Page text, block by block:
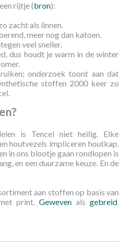
rijtje (bron):
zacht als linnen.
meer nog dan katoen.
veel sneller.
dus houdt je warm in de winter
onderzoek toont aan dat
stoffen 2000 keer zo
is Tencel niet heilig. Elke
houtvezels impliceren houtkap.
in ons blootje gaan rondlopen is
en een duurzame keuze. En de
aan stoffen op basis van
print. Geweven als gebreid.